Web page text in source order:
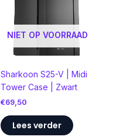
NIET OP VOORRAAD
Sharkoon S25-V | Midi
Tower Case | Zwart
€69,50
Lees verder